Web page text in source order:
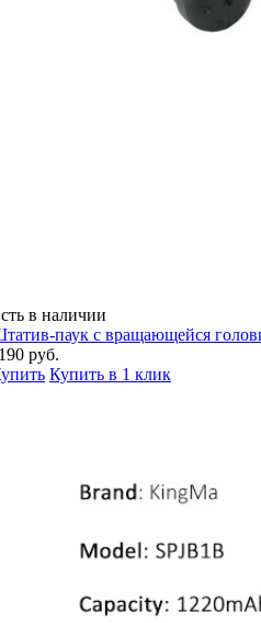
в наличии
паук с вращающейся
руб.
Купить в 1 клик